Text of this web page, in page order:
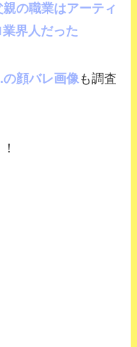
の職業はアーティ
界人だった
顔バレ画像も調査